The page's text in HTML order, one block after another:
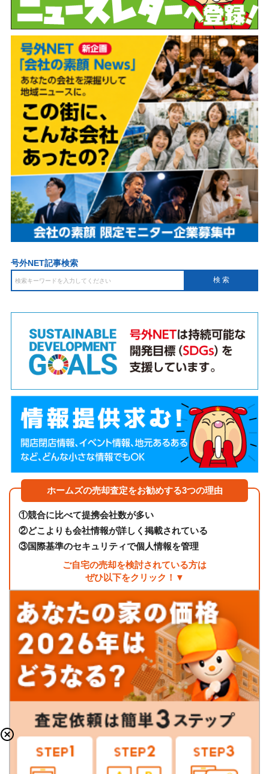
号外NET記事検索
ホームズの売却査定をお勧めする3つの理由
①競合に比べて提携会社数が多い
②どこよりも会社情報が詳しく掲載されている
③国際基準のセキュリティで個人情報を管理
ご自宅の売却を検討されている方は
ぜひ以下をクリック！▼